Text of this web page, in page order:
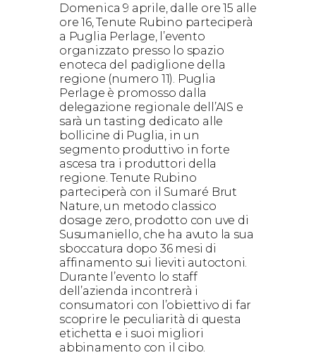
Domenica 9 aprile, dalle ore 15 alle
ore 16, Tenute Rubino parteciperà
a Puglia Perlage, l’evento
organizzato presso lo spazio
enoteca del padiglione della
regione (numero 11). Puglia
Perlage è promosso dalla
delegazione regionale dell’AIS e
sarà un tasting dedicato alle
bollicine di Puglia, in un
segmento produttivo in forte
ascesa tra i produttori della
regione. Tenute Rubino
parteciperà con il Sumaré Brut
Nature, un metodo classico
dosage zero, prodotto con uve di
Susumaniello, che ha avuto la sua
sboccatura dopo 36 mesi di
affinamento sui lieviti autoctoni.
Durante l’evento lo staff
dell’azienda incontrerà i
consumatori con l’obiettivo di far
scoprire le peculiarità di questa
etichetta e i suoi migliori
abbinamento con il cibo.